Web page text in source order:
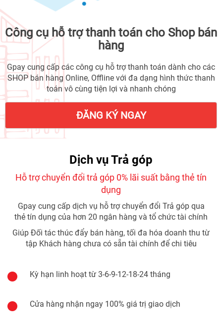
Công cụ hỗ trợ thanh toán cho Shop bán
hàng
Gpay cung cấp các công cụ hỗ trợ thanh toán dành cho các
SHOP bán hàng Online, Offline với đa dạng hình thức thanh
toán vô cùng tiện lợi và nhanh chóng
ĐĂNG KÝ NGAY
Dịch vụ Trả góp
Hỗ trợ chuyển đổi trả góp 0% lãi suất bằng thẻ tín
dụng
Gpay cung cấp dịch vụ hỗ trợ chuyển đổi Trả góp qua
thẻ tín dụng của hơn 20 ngân hàng và tổ chức tài chính
Giúp Đối tác thúc đẩy bán hàng, tối đa hóa doanh thu từ
tập Khách hàng chưa có sẵn tài chính để chi tiêu
Kỳ hạn linh hoạt từ 3-6-9-12-18-24 tháng
Cửa hàng nhận ngay 100% giá trị giao dịch